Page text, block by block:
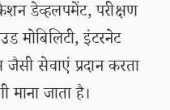
डेव्हलपमेंट, परीक्षण
मोबिलिटी, इंटरनेट
सेवाएं प्रदान करता
माना जाता है।